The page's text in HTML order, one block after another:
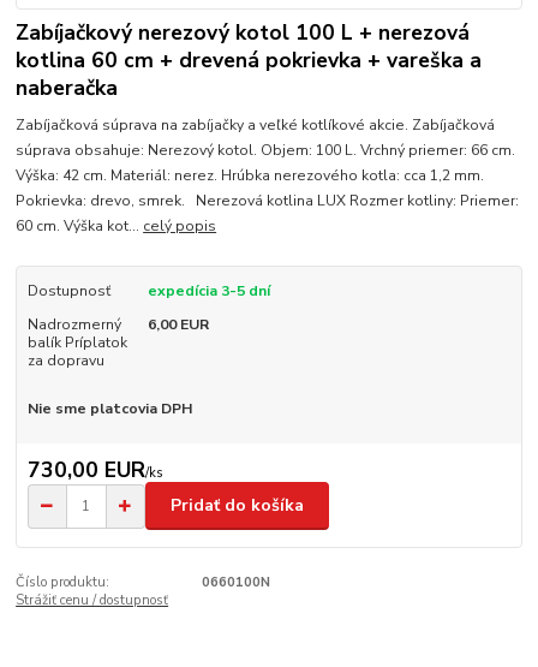
Zabíjačkový nerezový kotol 100 L + nerezová
kotlina 60 cm + drevená pokrievka + vareška a
naberačka
Zabíjačková súprava na zabíjačky a veľké kotlíkové akcie. Zabíjačková
súprava obsahuje: Nerezový kotol. Objem: 100 L. Vrchný priemer: 66 cm.
Výška: 42 cm. Materiál: nerez. Hrúbka nerezového kotla: cca 1,2 mm.
Pokrievka: drevo, smrek. Nerezová kotlina LUX Rozmer kotliny: Priemer:
60 cm. Výška kot... celý popis
Dostupnosť
expedícia 3-5 dní
Nadrozmerný
balík Príplatok
za dopravu
6,00 EUR
Nie sme platcovia DPH
730,00 EUR/ks
Pridať do košíka
Číslo produktu:
0660100N
Strážiť cenu / dostupnosť